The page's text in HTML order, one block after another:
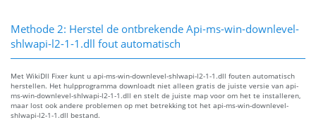
Methode 2: Herstel de ontbrekende Api-ms-win-downlevel-
shlwapi-l2-1-1.dll fout automatisch
Met WikiDll Fixer kunt u api-ms-win-downlevel-shlwapi-l2-1-1.dll fouten automatisch
herstellen. Het hulpprogramma downloadt niet alleen gratis de juiste versie van api-
ms-win-downlevel-shlwapi-l2-1-1.dll en stelt de juiste map voor om het te installeren,
maar lost ook andere problemen op met betrekking tot het api-ms-win-downlevel-
shlwapi-l2-1-1.dll bestand.